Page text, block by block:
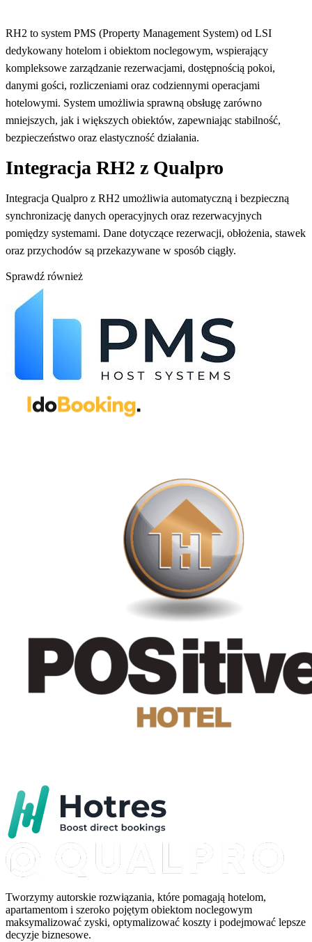
RH2 to system PMS (Property Management System) od LSI
dedykowany hotelom i obiektom noclegowym, wspierający
kompleksowe zarządzanie rezerwacjami, dostępnością pokoi,
danymi gości, rozliczeniami oraz codziennymi operacjami
hotelowymi. System umożliwia sprawną obsługę zarówno
mniejszych, jak i większych obiektów, zapewniając stabilność,
bezpieczeństwo oraz elastyczność działania.
Integracja RH2 z Qualpro
Integracja Qualpro z RH2 umożliwia automatyczną i bezpieczną
synchronizację danych operacyjnych oraz rezerwacyjnych
pomiędzy systemami. Dane dotyczące rezerwacji, obłożenia, stawek
oraz przychodów są przekazywane w sposób ciągły.
Sprawdź również
Tworzymy autorskie rozwiązania, które pomagają hotelom,
apartamentom i szeroko pojętym obiektom noclegowym
maksymalizować zyski, optymalizować koszty i podejmować lepsze
decyzje biznesowe.